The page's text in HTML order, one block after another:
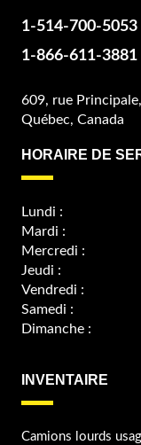
1-514-700-5053
1-866-611-3881
609, rue
Québec, Canada
HORAIRE DE
Lundi :
Mardi :
Mercredi :
Jeudi :
Vendredi :
Samedi :
Dimanche :
INVENTAIRE
Camions lourds